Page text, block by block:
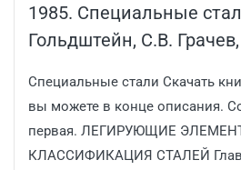
1985. Специальные
Гольдштейн, С.В.
Специальные стали Скачать
вы можете в конце описания.
первая. ЛЕГИРУЮЩИЕ
КЛАССИФИКАЦИЯ СТАЛЕЙ